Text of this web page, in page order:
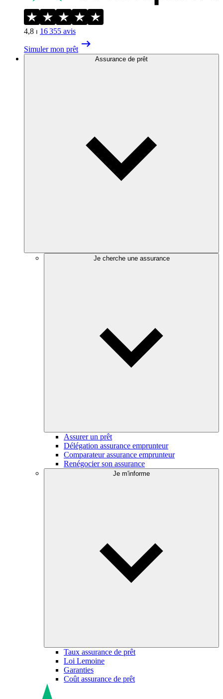
4,8 ⏐ 16 355 avis
Simuler mon prêt
Assurance de prêt
Je cherche une assurance
Assurer un prêt
Délégation assurance emprunteur
Comparateur assurance emprunteur
Renégocier son assurance
Je m'informe
Taux assurance de prêt
Loi Lemoine
Garanties
Coût assurance de prêt